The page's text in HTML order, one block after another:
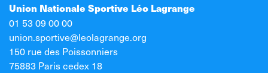
Union Nationale Sportive Léo Lagrange
01 53 09 00 00
union.sportive@leolagrange.org
150 rue des Poissonniers
75883 Paris cedex 18